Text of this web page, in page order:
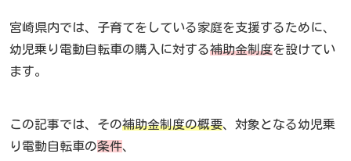
宮崎県内では、子育てをしている家庭を支援するために、
幼児乗り電動自転車の購入に対する補助金制度を設けてい
ます。
この記事では、その補助金制度の概要、対象となる幼児乗
り電動自転車の条件、